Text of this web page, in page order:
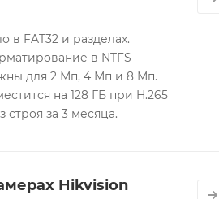
в FAT32 и разделах.
в NTFS
для 2 Мп, 4 Мп и 8 Мп.
на 128 ГБ при H.265
за 3 месяца.
Hikvision